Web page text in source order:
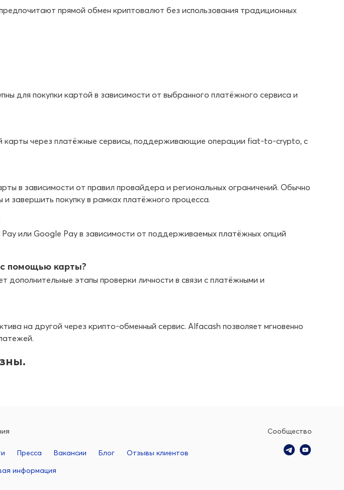
прямой обмен криптовалют без использования традиционных
для покупки картой в зависимости от выбранного платёжного сервиса и
карты через платёжные сервисы, поддерживающие операции fiat-to-crypto, с
в зависимости от правил провайдера и региональных ограничений. Обычно
завершить покупку в рамках платёжного процесса.
или Google Pay в зависимости от поддерживаемых платёжных опций
с помощью карты?
этапы проверки личности в связи с платёжными и
на другой через крипто-обменный сервис. Alfacash позволяет мгновенно
Пресса Вакансии Блог
Отзывы клиентов
информация
Сообщество